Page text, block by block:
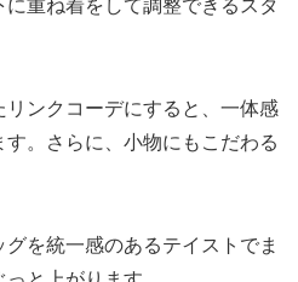
重ね着をして調整できるスタ
ンクコーデにすると、一体感
。さらに、小物にもこだわる
を統一感のあるテイストでま